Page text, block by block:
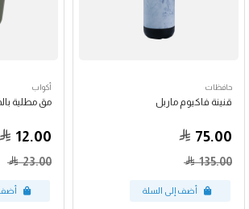
حافظات
قنينة فاكيوم ماربل
75.00
135.00
أكواب
مق مطلية بالمينا
12.00
23.00